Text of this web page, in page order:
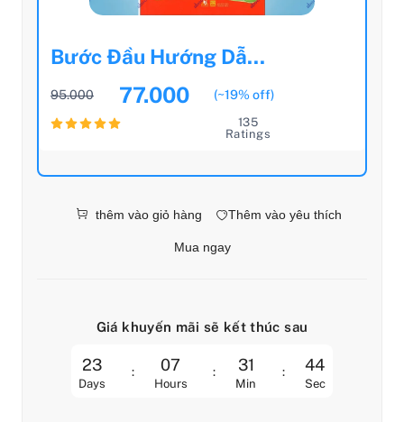
Bước Đầu Hướng Dẫ...
95.000 77.000 (~19% off)
135
Ratings
thêm vào giỏ hàng Thêm vào yêu thích
Mua ngay
Giá khuyến mãi sẽ kết thúc sau
23
Days
07
Hours
31
Min
43
Sec